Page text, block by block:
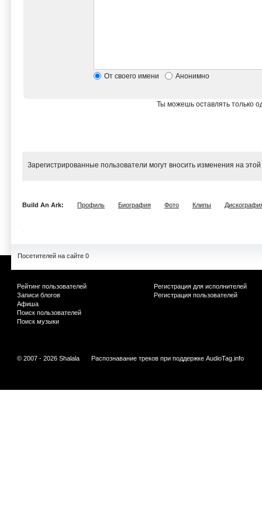
От своего имени Анонимно
Ты можешь оставлять только
Зарегистрированные пользователи могут вносить изменения на
Build An Ark: Профиль Биография Фото Клипы
Посетителей на сайте 0
Рейтинг пользователей
Записи блогов
Афиша
Поиск пользователей
Поиск музыки
Регистрация для исполнителей
Регистрация пользователей
© 2007 - 2026 Shalala Распознавание треков при поддержке AudioTag.info